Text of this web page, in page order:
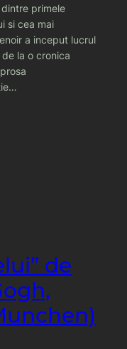
primele
si cea mai
a inceput lucrul
de la o cronica
de